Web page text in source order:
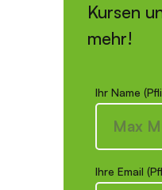
Kursen
mehr!
Ihr Name
Ihre Email